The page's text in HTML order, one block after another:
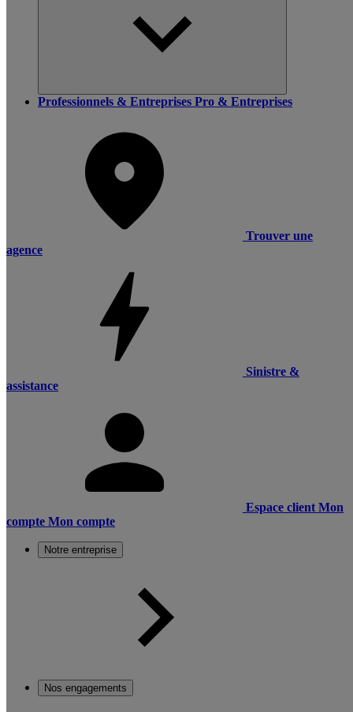
Professionnels & Entreprises Pro & Entreprises
Trouver une
agence
Sinistre &
assistance
Espace client Mon
compte Mon compte
Notre entreprise
Nos engagements